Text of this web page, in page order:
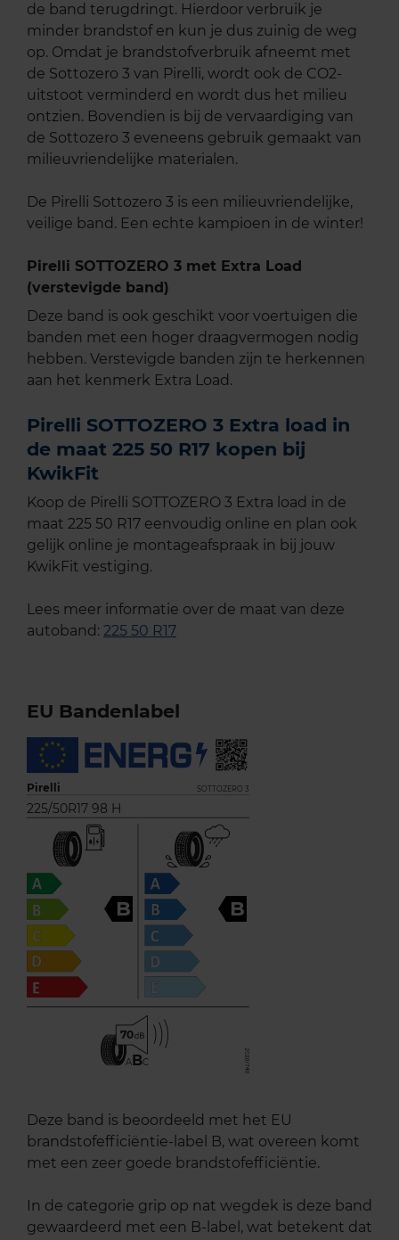
de band terugdringt. Hierdoor verbruik je
minder brandstof en kun je dus zuinig de weg
op. Omdat je brandstofverbruik afneemt met
de Sottozero 3 van Pirelli, wordt ook de CO2-
uitstoot verminderd en wordt dus het milieu
ontzien. Bovendien is bij de vervaardiging van
de Sottozero 3 eveneens gebruik gemaakt van
milieuvriendelijke materialen.
De Pirelli Sottozero 3 is een milieuvriendelijke,
veilige band. Een echte kampioen in de winter!
Pirelli SOTTOZERO 3 met Extra Load
(verstevigde band)
Deze band is ook geschikt voor voertuigen die
banden met een hoger draagvermogen nodig
hebben. Verstevigde banden zijn te herkennen
aan het kenmerk Extra Load.
Pirelli SOTTOZERO 3 Extra load in
de maat 225 50 R17 kopen bij
KwikFit
Koop de Pirelli SOTTOZERO 3 Extra load in de
maat 225 50 R17 eenvoudig online en plan ook
gelijk online je montageafspraak in bij jouw
KwikFit vestiging.
Lees meer informatie over de maat van deze
autoband: 225 50 R17
EU Bandenlabel
Pirelli SOTTOZERO 3
225/50R17 98 H
B B
70
ABC
Deze band is beoordeeld met het EU
brandstofefficiëntie-label B, wat overeen komt
met een zeer goede brandstofefficiëntie.
In de categorie grip op nat wegdek is deze band
gewaardeerd met een B-label, wat betekent dat